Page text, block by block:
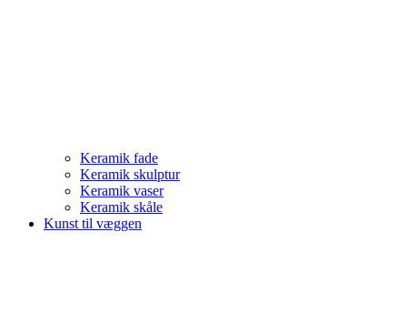
Keramik fade
Keramik skulptur
Keramik vaser
Keramik skåle
Kunst til væggen